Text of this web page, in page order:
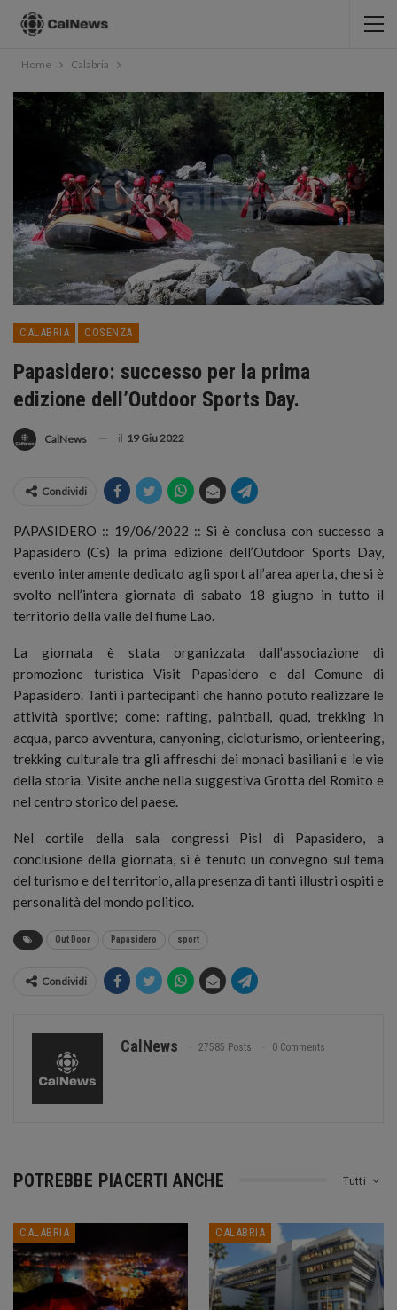
Home Calabria
CALABRIA COSENZA
Papasidero: successo per la prima
edizione dell’Outdoor Sports Day.
CalNews il 19 Giu 2022
Condividi
PAPASIDERO :: 19/06/2022 :: Si è conclusa con successo a
Papasidero (Cs) la prima edizione dell’Outdoor Sports Day,
evento interamente dedicato agli sport all’area aperta, che si è
svolto nell’intera giornata di sabato 18 giugno in tutto il
territorio della valle del fiume Lao.
La giornata è stata organizzata dall’associazione di
promozione turistica Visit Papasidero e dal Comune di
Papasidero. Tanti i partecipanti che hanno potuto realizzare le
attività sportive; come: rafting, paintball, quad, trekking in
acqua, parco avventura, canyoning, cicloturismo, orienteering,
trekking culturale tra gli affreschi dei monaci basiliani e le vie
della storia. Visite anche nella suggestiva Grotta del Romito e
nel centro storico del paese.
Nel cortile della sala congressi Pisl di Papasidero, a
conclusione della giornata, si è tenuto un convegno sul tema
del turismo e del territorio, alla presenza di tanti illustri ospiti e
personalità del mondo politico.
Out Door Papasidero sport
Condividi
CalNews 27585 Posts 0 Comments
Tutti
POTREBBE PIACERTI ANCHE
CALABRIA CALABRIA